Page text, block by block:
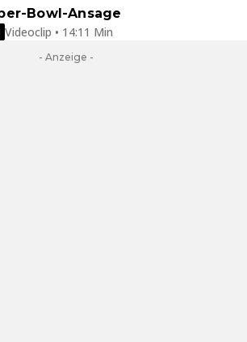
Bowl-Ansage
Videoclip • 14:11 Min
- Anzeige -